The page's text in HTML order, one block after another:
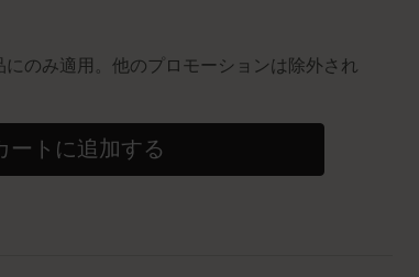
のみ適用。他のプロモーションは除外され
ートに追加する